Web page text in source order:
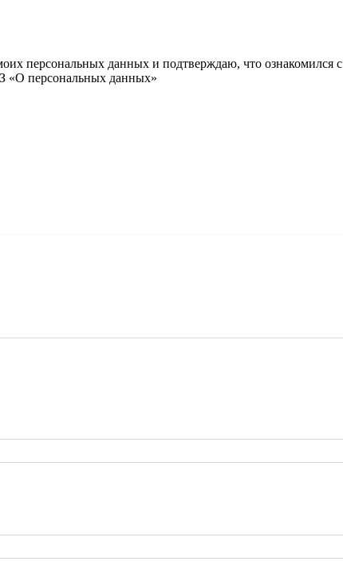
персональных данных и подтверждаю, что ознакомился с
«О персональных данных»